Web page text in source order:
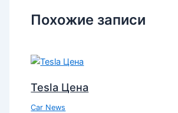
Похожие записи
Tesla Цена
Car News